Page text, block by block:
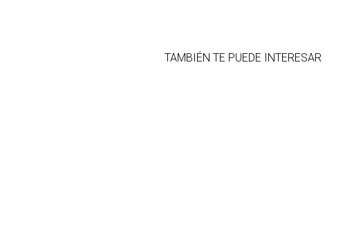
TAMBIÉN TE PUEDE INTERESAR